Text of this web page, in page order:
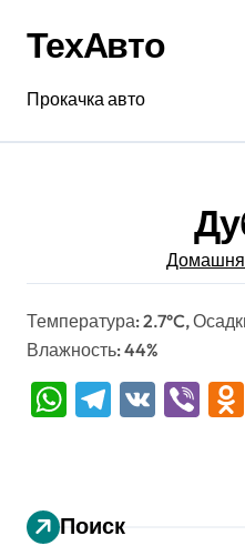
содержанию
ТехАвто
Прокачка авто
Температура: 2.7°C,
Влажность: 44%
WhatsApp
VK
Поиск